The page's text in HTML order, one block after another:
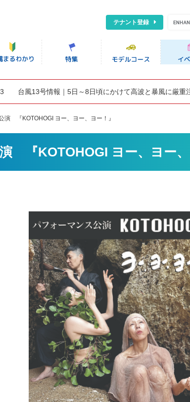
テナント登録
台風13号情報｜5日～8日頃にかけて高波と暴風に厳重
演 『KOTOHOGI ヨー、ヨー、ヨー！』
『KOTOHOGI ヨー、ヨー、